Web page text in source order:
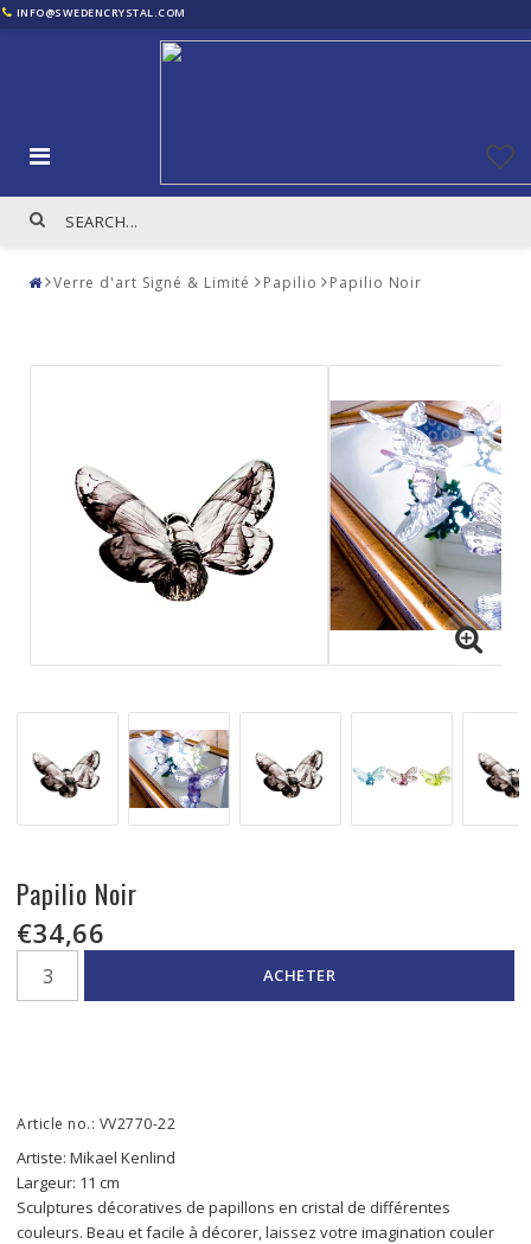
INFO@SWEDENCRYSTAL.COM
Verre d'art Signé & Limité Papilio Papilio Noir
Papilio Noir
€34,66
ACHETER
Article no.: VV2770-22
Artiste: Mikael Kenlind
Largeur: 11 cm
Sculptures décoratives de papillons en cristal de différentes
couleurs. Beau et facile à décorer, laissez votre imagination couler